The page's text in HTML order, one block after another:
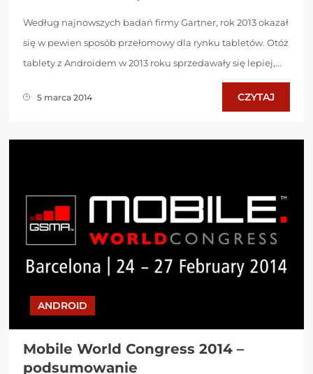
Według najnowszych badań firmy Gartner, rok 2013 okazał
się w pewien sposób przełomowy dla rynku tabletów. Otóż
tablety z Androidem w 2013 roku sprzedawały się lepiej,...
5 marca 2014 CZYTAJ
ANDROID
Mobile World Congress 2014 –
podsumowanie